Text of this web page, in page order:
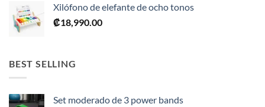
era:
es:
Xilófono de elefante de ocho tonos
₡18,990.00
BEST SELLING
Set moderado de 3 power bands